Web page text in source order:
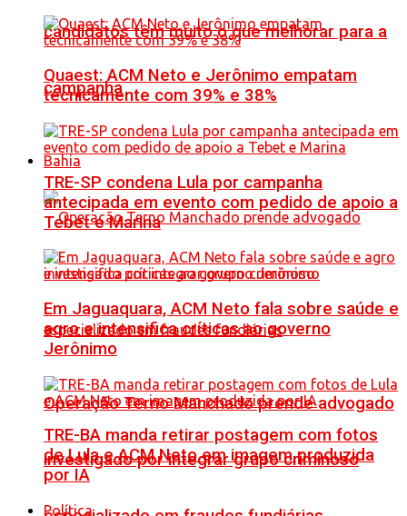
candidatos têm muito o que melhorar para a
campanha
Bahia
Operação Terno Manchado prende advogado
investigado por integrar grupo criminoso
Quaest: ACM Neto e Jerônimo empatam
tecnicamente com 39% e 38%
TRE-SP condena Lula por campanha
antecipada em evento com pedido de apoio a
Tebet e Marina
Em Jaguaquara, ACM Neto fala sobre saúde e
agro e intensifica críticas ao governo
Jerônimo
TRE-BA manda retirar postagem com fotos
de Lula e ACM Neto em imagem produzida
por IA
Política